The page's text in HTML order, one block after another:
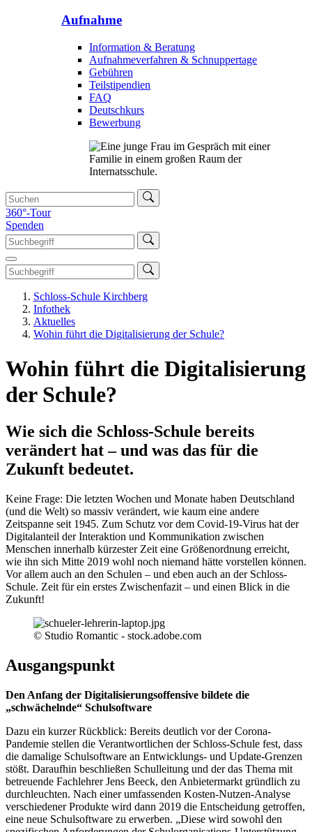
Aufnahme
Information & Beratung
Aufnahmeverfahren & Schnuppertage
Gebühren
Teilstipendien
FAQ
Deutschkurs
Bewerbung
360°-Tour
Spenden
Schloss-Schule Kirchberg
Infothek
Aktuelles
Wohin führt die Digitalisierung der Schule?
Wohin führt die Digitalisierung
der Schule?
Wie sich die Schloss-Schule bereits
verändert hat – und was das für die
Zukunft bedeutet.
Keine Frage: Die letzten Wochen und Monate haben Deutschland
(und die Welt) so massiv verändert, wie kaum eine andere
Zeitspanne seit 1945. Zum Schutz vor dem Covid-19-Virus hat der
Digitalanteil der Interaktion und Kommunikation zwischen
Menschen innerhalb kürzester Zeit eine Größenordnung erreicht,
wie ihn sich Mitte 2019 wohl noch niemand hätte vorstellen können.
Vor allem auch an den Schulen – und eben auch an der Schloss-
Schule. Zeit für ein erstes Zwischenfazit – und einen Blick in die
Zukunft!
© Studio Romantic - stock.adobe.com
Ausgangspunkt
Den Anfang der Digitalisierungsoffensive bildete die
„schwächelnde“ Schulsoftware
Dazu ein kurzer Rückblick: Bereits deutlich vor der Corona-
Pandemie stellen die Verantwortlichen der Schloss-Schule fest, dass
die damalige Schulsoftware an Entwicklungs- und Update-Grenzen
stößt. Daraufhin beschließen Schulleitung und der das Thema mit
betreuende Fachlehrer Jens Beeck, den Anbietermarkt gründlich zu
durchleuchten. Nach einer umfassenden Kosten-Nutzen-Analyse
verschiedener Produkte wird dann 2019 die Entscheidung getroffen,
eine neue Schulsoftware zu erwerben. „Diese wird sowohl den